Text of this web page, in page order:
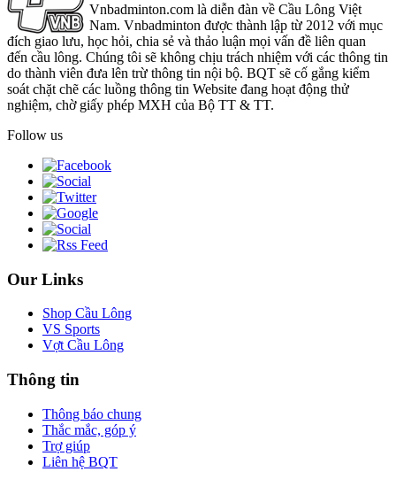
Vnbadminton.com là diễn đàn về Cầu Lông Việt
Nam. Vnbadminton được thành lập từ 2012 với mục
đích giao lưu, học hỏi, chia sẻ và thảo luận mọi vấn đề liên quan
đến cầu lông. Chúng tôi sẽ không chịu trách nhiệm với các thông tin
do thành viên đưa lên trừ thông tin nội bộ. BQT sẽ cố gắng kiểm
soát chặt chẽ các luồng thông tin Website đang hoạt động thử
nghiệm, chờ giấy phép MXH của Bộ TT & TT.
Follow us
Our Links
Shop Cầu Lông
VS Sports
Vợt Cầu Lông
Thông tin
Thông báo chung
Thắc mắc, góp ý
Trợ giúp
Liên hệ BQT